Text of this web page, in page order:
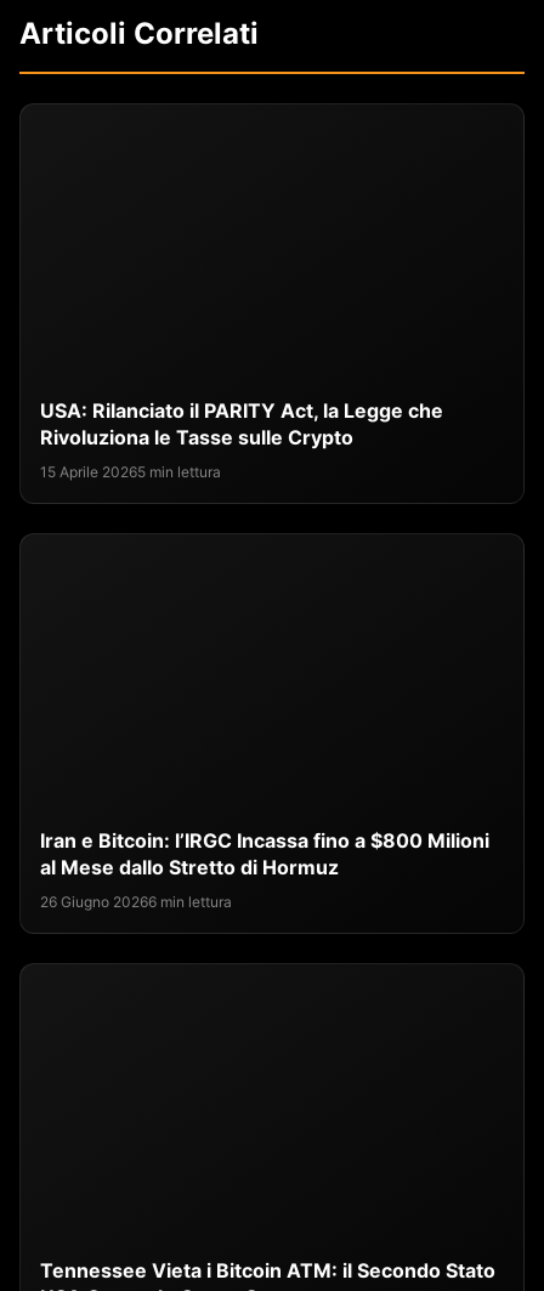
Articoli Correlati
USA: Rilanciato il PARITY Act, la Legge che
Rivoluziona le Tasse sulle Crypto
15 Aprile 20265 min lettura
Iran e Bitcoin: l’IRGC Incassa fino a $800 Milioni
al Mese dallo Stretto di Hormuz
26 Giugno 20266 min lettura
Tennessee Vieta i Bitcoin ATM: il Secondo Stato